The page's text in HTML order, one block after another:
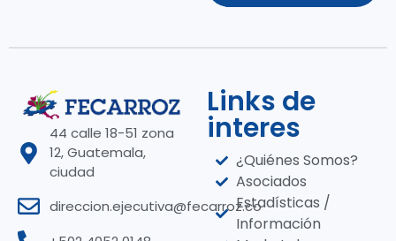
44 calle 18-51 zona
12, Guatemala,
ciudad
direccion.ejecutiva@fecarroz.co
Links de
interes
¿Quiénes Somos?
Asociados
Estadísticas /
Información